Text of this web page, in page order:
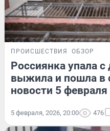
ПРОИСШЕСТВИЯ ОБЗОР
Россиянка упала
выжила и пошла в
новости 5 февраля
5 февраля, 2026, 20:00 476